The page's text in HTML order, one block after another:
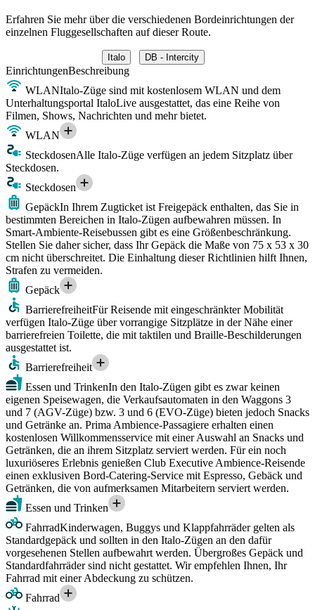
Erfahren Sie mehr über die verschiedenen Bordeinrichtungen der
einzelnen Fluggesellschaften auf dieser Route.
Italo DB - Intercity
EinrichtungenBeschreibung
WLANItalo-Züge sind mit kostenlosem WLAN und dem
Unterhaltungsportal ItaloLive ausgestattet, das eine Reihe von
Filmen, Shows, Nachrichten und mehr bietet.
WLAN
SteckdosenAlle Italo-Züge verfügen an jedem Sitzplatz über
Steckdosen.
Steckdosen
GepäckIn Ihrem Zugticket ist Freigepäck enthalten, das Sie in
bestimmten Bereichen in Italo-Zügen aufbewahren müssen. In
Smart-Ambiente-Reisebussen gibt es eine Größenbeschränkung.
Stellen Sie daher sicher, dass Ihr Gepäck die Maße von 75 x 53 x 30
cm nicht überschreitet. Die Einhaltung dieser Richtlinien hilft Ihnen,
Strafen zu vermeiden.
Gepäck
BarrierefreiheitFür Reisende mit eingeschränkter Mobilität
verfügen Italo-Züge über vorrangige Sitzplätze in der Nähe einer
barrierefreien Toilette, die mit taktilen und Braille-Beschilderungen
ausgestattet ist.
Barrierefreiheit
Essen und TrinkenIn den Italo-Zügen gibt es zwar keinen
eigenen Speisewagen, die Verkaufsautomaten in den Waggons 3
und 7 (AGV-Züge) bzw. 3 und 6 (EVO-Züge) bieten jedoch Snacks
und Getränke an. Prima Ambience-Passagiere erhalten einen
kostenlosen Willkommensservice mit einer Auswahl an Snacks und
Getränken, die an ihrem Sitzplatz serviert werden. Für ein noch
luxuriöseres Erlebnis genießen Club Executive Ambience-Reisende
einen exklusiven Bord-Catering-Service mit Espresso, Gebäck und
Getränken, die von aufmerksamen Mitarbeitern serviert werden.
Essen und Trinken
FahrradKinderwagen, Buggys und Klappfahrräder gelten als
Standardgepäck und sollten in den Italo-Zügen an den dafür
vorgesehenen Stellen aufbewahrt werden. Übergroßes Gepäck und
Standardfahrräder sind nicht gestattet. Wir empfehlen Ihnen, Ihr
Fahrrad mit einer Abdeckung zu schützen.
Fahrrad